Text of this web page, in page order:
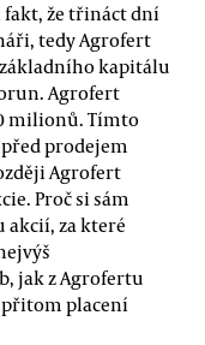
fakt, že třináct dní
tedy Agrofert
kapitálu
Agrofert
milionů. Tímto
prodejem
Agrofert
Proč si sám
za které
jak z Agrofertu
placení